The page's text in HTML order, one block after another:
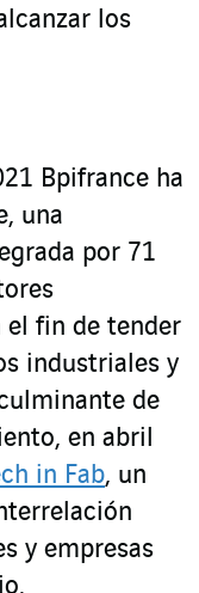
los
Bpifrance ha
una
por 71
el fin de tender
industriales y
de
en abril
in Fab, un
y empresas